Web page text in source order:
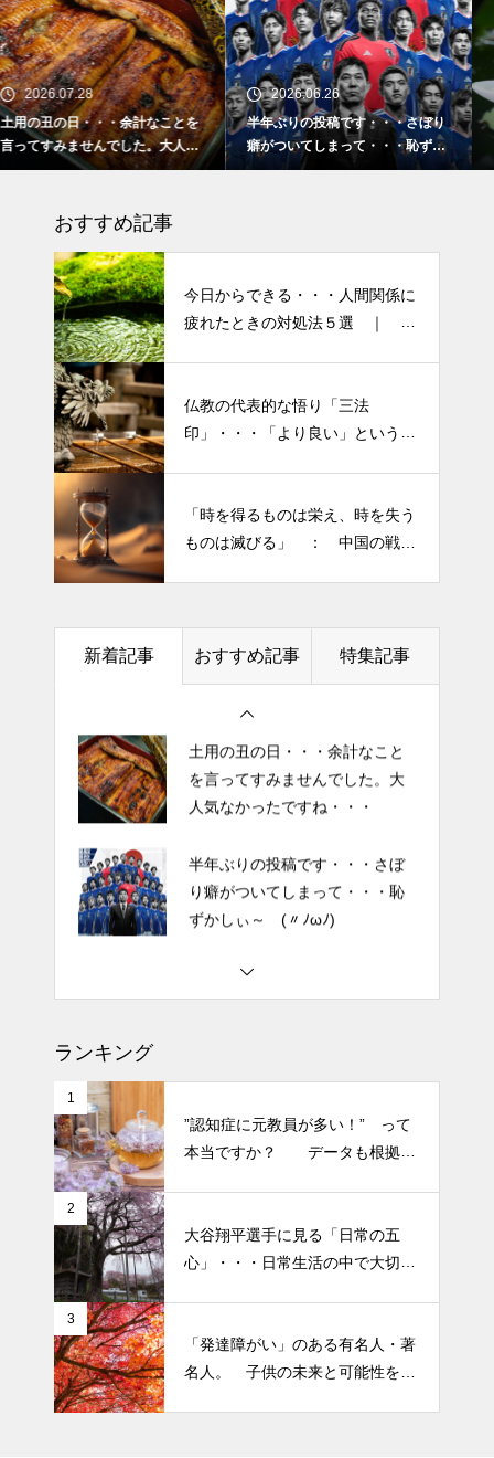
を
気
2026.06.26
半年ぶりの投稿です・・・さぼり
癖がついてしまって・・・恥ずか
しぃ～ (〃ﾉωﾉ)
2026.02.16
2026 今年初めての投稿・・
「食生活習慣の改善」が今年
ーマです。
おすすめ記事
今日からできる・・・人間関係に
疲れたときの対処法５選 ｜ 心
仏教の代表的な悟り「三法
印」・・・「より良い」という気
「時を得るものは栄え、時を失う
ものは滅びる」 ： 中国の戦国
新着記事 おすすめ記事 特集記事
半年ぶりの投稿です・・・さぼ
り癖がついてしまって・・・恥
2026 今年初めての投稿・・・
「食生活習慣の改善」が今年の
土用の丑の日・・・余計なこと
人気なかったですね・・・
半年ぶりの投稿です・・・さぼ
り癖がついてしまって・・・恥
2026 今年初めての投稿・・・
「食生活習慣の改善」が今年の
半年ぶりの投稿です・・・さぼ
り癖がついてしまって・・・恥
2026 今年初めての投稿・・・
「食生活習慣の改善」が今年の
ランキング
1
”認知症に元教員が多い！” って
本当ですか？ データも根拠も
2
大谷翔平選手に見る「日常の五
心」・・・日常生活の中で大切
3
「発達障がい」のある有名人・著
名人。 子供の未来と可能性を秘